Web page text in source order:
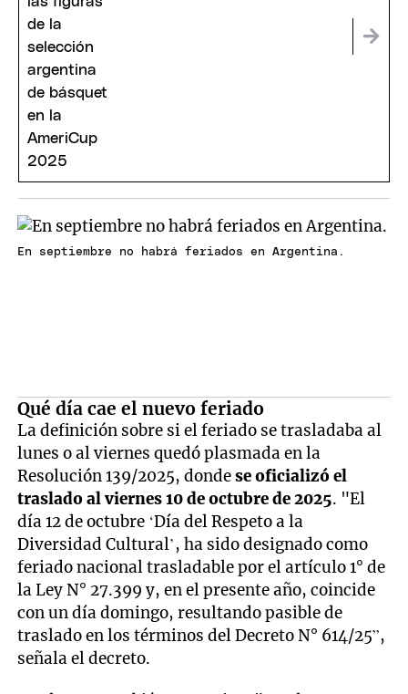
En septiembre no habrá feriados en Argentina.
Qué día cae el nuevo feriado
La definición sobre si el feriado se trasladaba al
lunes o al viernes quedó plasmada en la
Resolución 139/2025, dondese oficializó el
traslado al viernes 10 de octubre de 2025. "El
día 12 de octubre ‘Día del Respeto a la
Diversidad Cultural’, ha sido designado como
feriado nacional trasladable por el artículo 1° de
la Ley N° 27.399 y, en el presente año, coincide
con un día domingo, resultando pasible de
traslado en los términos del Decreto N° 614/25”,
señala el decreto.